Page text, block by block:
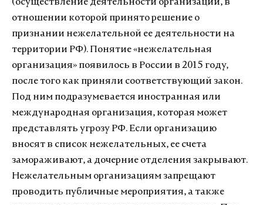
(осуществление деятельности организации, в
отношении которой принято решение о
признании нежелательной ее деятельности на
территории РФ). Понятие «нежелательная
организация» появилось в России в 2015 году,
после того как приняли соответствующий закон.
Под ним подразумевается иностранная или
международная организация, которая может
представлять угрозу РФ. Если организацию
вносят в список нежелательных, ее счета
замораживают, а дочерние отделения закрывают.
Нежелательным организациям запрещают
проводить публичные мероприятия, а также